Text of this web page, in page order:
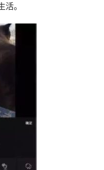
。